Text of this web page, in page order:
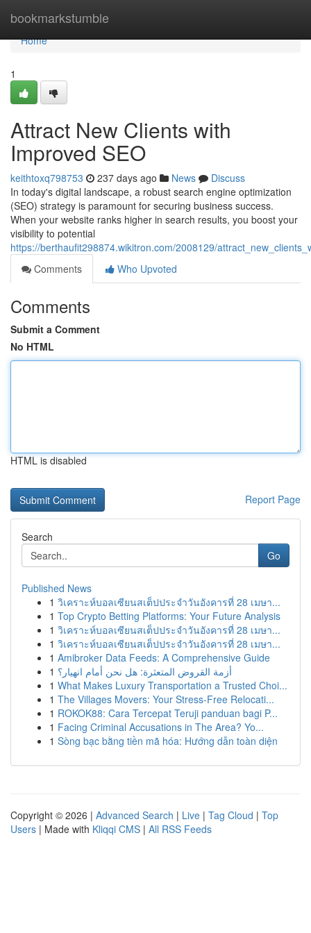
bookmarkstumble
Home
Home
1
Attract New Clients with
Improved SEO
keithtoxq798753 237 days ago News
Discuss
In today's digital landscape, a robust search engine optimization
(SEO) strategy is paramount for securing business success.
When your website ranks higher in search results, you boost your
visibility to potential
https://berthaufit298874.wikitron.com/2008129/
Comments
Who Upvoted
Comments
Submit a Comment
No HTML
HTML is disabled
Report Page
Search
Go
Published News
1 วิเคราะห์บอลเซียนสเต็ปประจำวันอังคารที่ 28 เมษา...
1 Top Crypto Betting Platforms: Your Future Analysis
1 วิเคราะห์บอลเซียนสเต็ปประจำวันอังคารที่ 28 เมษา...
1 วิเคราะห์บอลเซียนสเต็ปประจำวันอังคารที่ 28 เมษา...
1 Amibroker Data Feeds: A Comprehensive Guide
1 أزمة القروض المتعثرة: هل نحن أمام انهيار؟
1 What Makes Luxury Transportation a Trusted Choi...
1 The Villages Movers: Your Stress-Free Relocati...
1 ROKOK88: Cara Tercepat Teruji panduan bagi P...
1 Facing Criminal Accusations in The Area? Yo...
1 Sòng bạc bằng tiền mã hóa: Hướng dẫn toàn diện
Copyright © 2026 | Advanced Search | Live | Tag Cloud | Top
Users | Made with Kliqqi CMS | All RSS Feeds